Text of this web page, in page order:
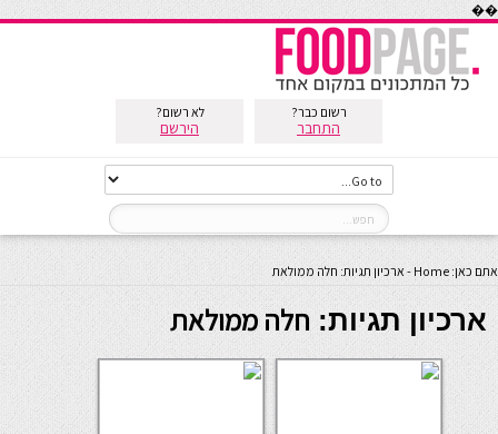
��
רשום כבר?
התחבר
לא רשום?
הירשם
אתם כאן: Home
- ארכיון תגיות: חלה ממולאת
ארכיון תגיות: חלה ממולאת